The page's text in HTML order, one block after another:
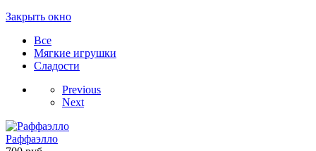
Закрыть окно
Все
Мягкие игрушки
Сладости
Previous
Next
Раффаэлло